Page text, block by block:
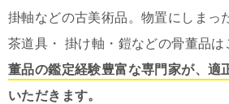
掛軸などの古美術品。物置にしまっ
茶道具・ 掛け軸・鎧などの骨董品は
董品の鑑定経験豊富な専門家が、適
いただきます。